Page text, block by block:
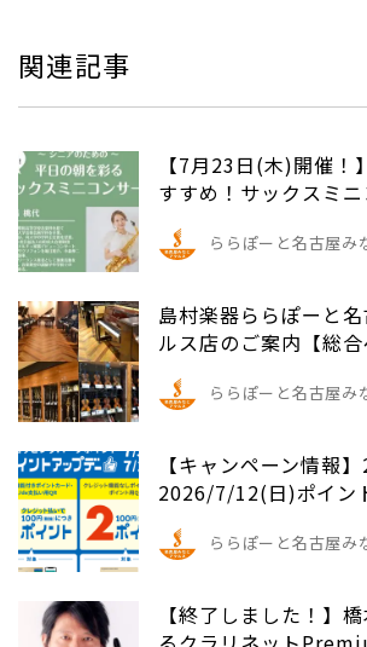
関連記事
【7月23日(木)開催！
すすめ！サックスミ
ららぽーと名古屋み
島村楽器ららぽーと
ルス店のご案内【総合
ららぽーと名古屋み
【キャンペーン情報
2026/7/12(日)ポイン
ららぽーと名古屋み
【終了しました！】